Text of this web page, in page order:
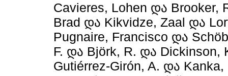
Cavieres, Lohen და Brooker,
Brad და Kikvidze, Zaal და
Pugnaire, Francisco და
F. და Björk, R. და Dickinson,
Gutiérrez-Girón, A. და Kanka,